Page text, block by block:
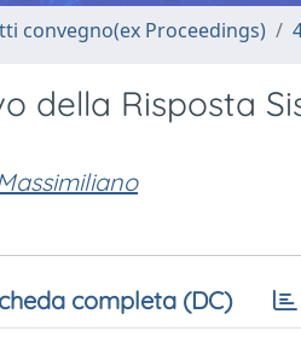
convegno(ex Proceedings)
della Risposta
completa (DC)